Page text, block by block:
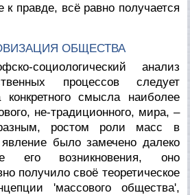
к правде, всё равно получается
ОБЩЕСТВА
социологический анализ
процессов следует
смысла наиболее
не-традиционного, мира, –
ростом роли масс в
было замечено далеко
его возникновения, оно
получило своё теоретическое
'массового общества',